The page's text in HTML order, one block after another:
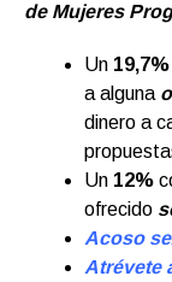
de Mujeres
Un 19,7%
a alguna
dinero a
Un 12%
ofrecido
Acoso
Atrévete